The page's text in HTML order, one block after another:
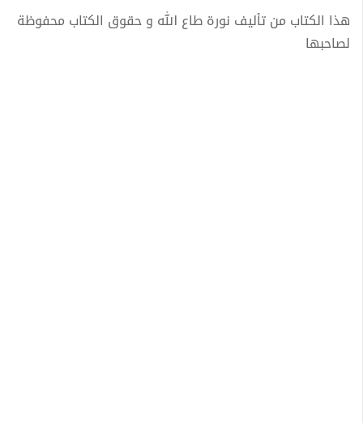
هذا الكتاب من تأليف نورة طاع الله و حقوق الكتاب محفوظة
لصاحبها